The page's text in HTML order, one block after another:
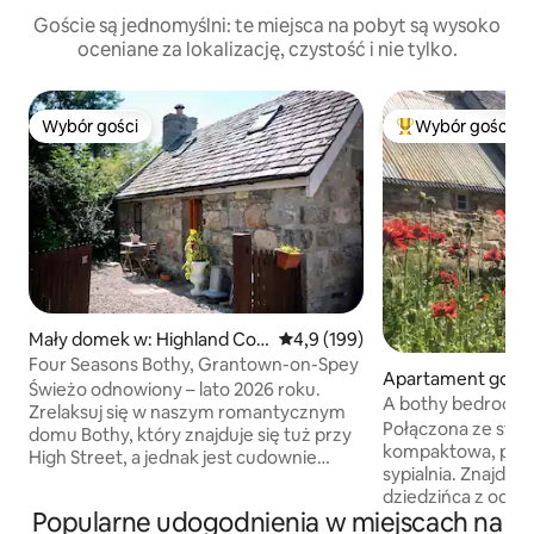
Goście są jednomyślni: te miejsca na pobyt są wysoko
oceniane za lokalizację, czystość i nie tylko.
Wybór gości
Wybór gości
Mały domek w: Highland Cou
ncil
Średnia ocena: 4,9 na 5, liczba
4,9 (199)
Four Seasons Bothy, Grantown-on-Spey
Świeżo odnowiony – lato 2026 roku.
Zrelaksuj się w naszym romantycznym
domu Bothy, który znajduje się tuż przy
High Street, a jednak jest cudownie
łóżkiem, korzystaj z w pełni
Wybór gości
Apartament
y Bridge
A bothy
Cairngorms
Połączona ze
kompaktowa,
sypialnia.
dziedzińca z
klucz, dzięki
Popularne udogodnienia w miejscach na